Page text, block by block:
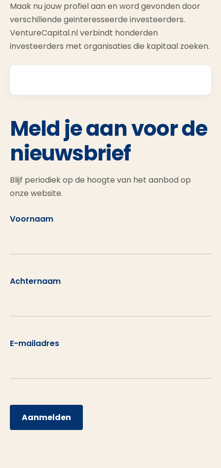
Maak nu jouw profiel aan en word gevonden door
verschillende geinteresseerde investeerders.
VentureCapital.nl verbindt honderden
investeerders met organisaties die kapitaal zoeken.
Meld je aan voor de
nieuwsbrief
Blijf periodiek op de hoogte van het aanbod op
onze website.
Voornaam
Achternaam
E-mailadres
Aanmelden